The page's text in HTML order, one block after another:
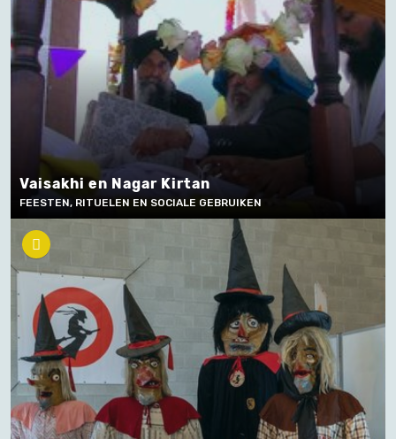
Vaisakhi en Nagar Kirtan
FEESTEN, RITUELEN EN SOCIALE GEBRUIKEN